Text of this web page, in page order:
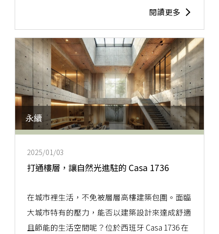
閱讀更多
永續
2025/01/03
打通樓層，讓自然光進駐的 Casa 1736
在城市裡生活，不免被層層高樓建築包圍。面臨
大城市特有的壓力，能否以建築設計來達成舒適
且節能的生活空間呢？位於西班牙 Casa 1736 在